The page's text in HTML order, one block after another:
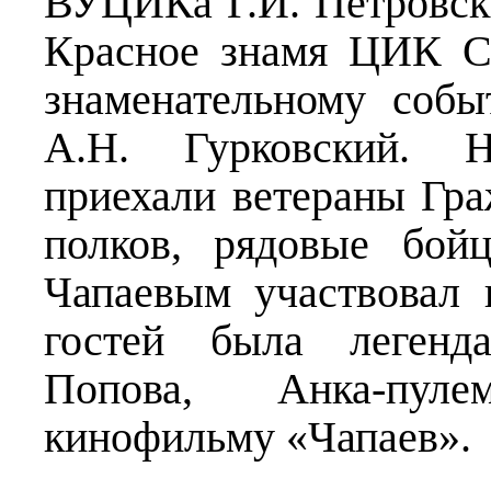
Красное знамя ЦИК
знаменательному
А.Н. Гурковский.
приехали ветераны
полков, рядовые
Чапаевым
гостей была
Попова, Анка-
кинофильму «Чапаев».